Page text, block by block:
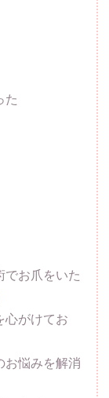
た
でお爪をいた
心がけてお
お悩みを解消